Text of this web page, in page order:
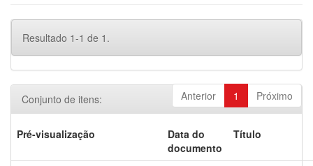
Resultado 1-1 de 1.
Anterior 1 Próximo
Conjunto de itens:
Pré-visualização
Data do
documento
Título